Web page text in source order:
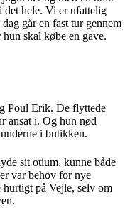
det hele. Vi er ufattelig
går en fast tur gennem
skal købe en gave.
Poul Erik. De flyttede
ansat i. Og hun nød
i butikken.
sit otium, kunne både
var behov for nye
på Vejle, selv om